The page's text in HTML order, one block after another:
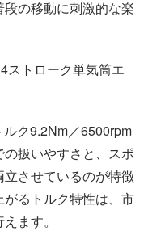
の移動に刺激的な楽
ストローク単気筒エ
ク9.2Nm／6500rpm
扱いやすさと、スポ
させているのが特徴
るトルク特性は、市
ます。